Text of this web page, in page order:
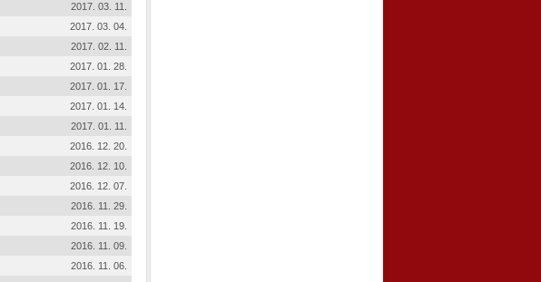
2017. 03. 11.
2017. 03. 04.
2017. 02. 11.
2017. 01. 28.
2017. 01. 17.
2017. 01. 14.
2017. 01. 11.
2016. 12. 20.
2016. 12. 10.
2016. 12. 07.
2016. 11. 29.
2016. 11. 19.
2016. 11. 09.
2016. 11. 06.